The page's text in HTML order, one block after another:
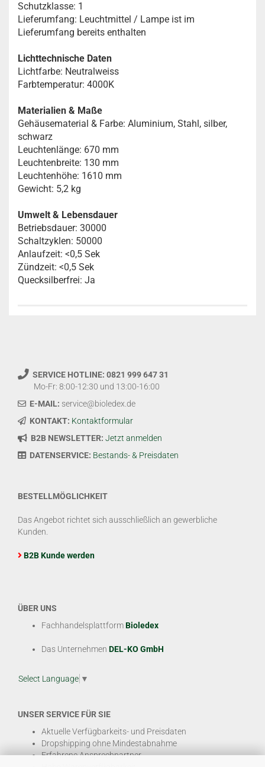
Schutzklasse: 1
Lieferumfang: Leuchtmittel / Lampe ist im
Lieferumfang bereits enthalten
Lichttechnische Daten
Lichtfarbe: Neutralweiss
Farbtemperatur: 4000K
Materialien & Maße
Gehäusematerial & Farbe: Aluminium, Stahl, silber,
schwarz
Leuchtenlänge: 670 mm
Leuchtenbreite: 130 mm
Leuchtenhöhe: 1610 mm
Gewicht: 5,2 kg
Umwelt & Lebensdauer
Betriebsdauer: 30000
Schaltzyklen: 50000
Anlaufzeit: <0,5 Sek
Zündzeit: <0,5 Sek
Quecksilberfrei: Ja
SERVICE HOTLINE: 0821 999 647 31
Mo-Fr: 8:00-12:30 und 13:00-16:00
E-MAIL: service@bioledex.de
KONTAKT: Kontaktformular
B2B NEWSLETTER: Jetzt anmelden
DATENSERVICE: Bestands- & Preisdaten
BESTELLMÖGLICHKEIT
Das Angebot richtet sich ausschließlich an gewerbliche
Kunden.
B2B Kunde werden
ÜBER UNS
FachhandelsplattformBioledex
Das Unternehmen DEL-KO GmbH
Select Language ▼
UNSER SERVICE FÜR SIE
Aktuelle Verfügbarkeits- und Preisdaten
Dropshipping ohne Mindestabnahme
Erfahrene Ansprechpartner